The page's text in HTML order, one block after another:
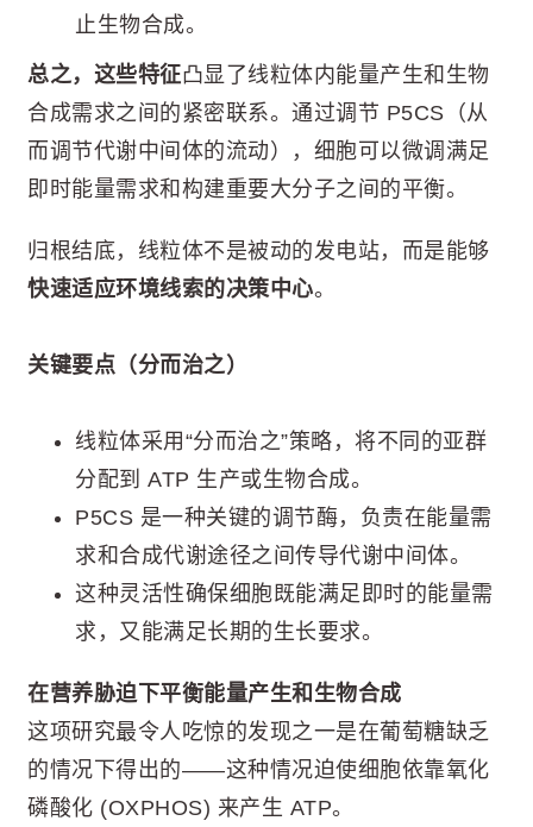
止生物合成。
总之，这些特征凸显了线粒体内能量产生和生物
合成需求之间的紧密联系。通过调节 P5CS（从
而调节代谢中间体的流动），细胞可以微调满足
即时能量需求和构建重要大分子之间的平衡。
归根结底，线粒体不是被动的发电站，而是能够
快速适应环境线索的决策中心。
关键要点（分而治之）
线粒体采用“分而治之”策略，将不同的亚群
分配到 ATP 生产或生物合成。
P5CS 是一种关键的调节酶，负责在能量需
求和合成代谢途径之间传导代谢中间体。
这种灵活性确保细胞既能满足即时的能量需
求，又能满足长期的生长要求。
在营养胁迫下平衡能量产生和生物合成
这项研究最令人吃惊的发现之一是在葡萄糖缺乏
的情况下得出的——这种情况迫使细胞依靠氧化
磷酸化 (OXPHOS) 来产生 ATP。